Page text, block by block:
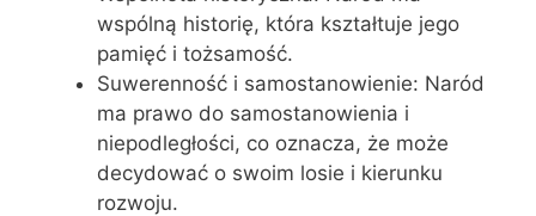
wspólną historię, która kształtuje jego
pamięć i tożsamość.
Suwerenność i samostanowienie: Naród
ma prawo do samostanowienia i
niepodległości, co oznacza, że może
decydować o swoim losie i kierunku
rozwoju.